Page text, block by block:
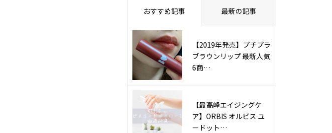
おすすめ記事 最新の記事
【2019年発売】プチプラ
ブラウンリップ 最新人気
6商…
【最高峰エイジングケ
ア】ORBIS オルビス ユ
ードット…